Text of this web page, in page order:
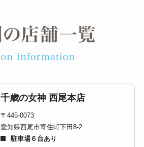
千歳の女神 西尾本店
〒445-0073
愛知県西尾市寄住町下田8-2
駐車場６台あり